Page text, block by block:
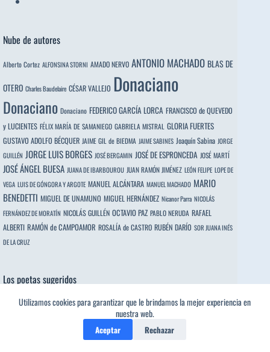
Utilizamos cookies para garantizar que le brindamos la mejor experiencia en
nuestra web.
Aceptar Rechazar
Nube de autores
Alberto Cortez ALFONSINA STORNI AMADO NERVO ANTONIO MACHADO BLAS DE
OTERO Charles Baudelaire CÉSAR VALLEJO Donaciano
Donaciano Donaciano FEDERICO GARCÍA LORCA FRANCISCO de QUEVEDO
y LUCIENTES FÉLIX MARÍA DE SAMANIEGO GABRIELA MISTRAL GLORIA FUERTES
GUSTAVO ADOLFO BÉCQUER JAIME GIL de BIEDMA JAIME SABINES Joaquín Sabina JORGE
GUILLÉN JORGE LUIS BORGES JOSÉ BERGAMIN JOSÉ DE ESPRONCEDA JOSÉ MARTÍ
JOSÉ ÁNGEL BUESA JUANA DE IBARBOUROU JUAN RAMÓN JIMÉNEZ LEÓN FELIPE LOPE DE
VEGA LUIS DE GÓNGORA Y ARGOTE MANUEL ALCÁNTARA MANUEL MACHADO MARIO
BENEDETTI MIGUEL DE UNAMUNO MIGUEL HERNÁNDEZ Nicanor Parra NICOLÁS
FERNÁNDEZ DE MORATÍN NICOLÁS GUILLÉN OCTAVIO PAZ PABLO NERUDA RAFAEL
ALBERTI RAMÓN de CAMPOAMOR ROSALÍA de CASTRO RUBÉN DARÍO SOR JUANA INÉS
DE LA CRUZ
Los poetas sugeridos
Asimismo, con el fin de hacer
esta lectura más amena, he
incluído un espacio salpicado de